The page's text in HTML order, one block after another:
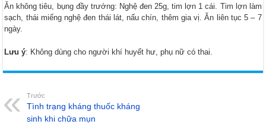
Ăn không tiêu, bụng đầy trướng: Nghệ đen 25g, tim lợn 1 cái. Tim lợn làm
sạch, thái miếng nghệ đen thái lát, nấu chín, thêm gia vị. Ăn liên tục 5 – 7
ngày.
Lưu ý: Không dùng cho người khí huyết hư, phụ nữ có thai.
Trước
Tình trạng kháng thuốc kháng
sinh khi chữa mụn